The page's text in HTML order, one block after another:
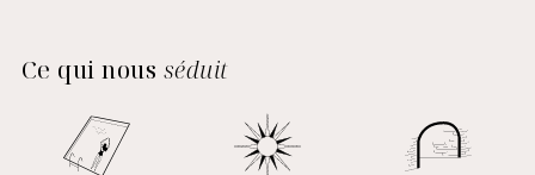
Ce qui nous séduit